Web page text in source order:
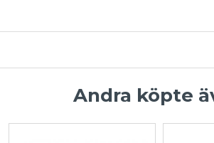
Andra köpte